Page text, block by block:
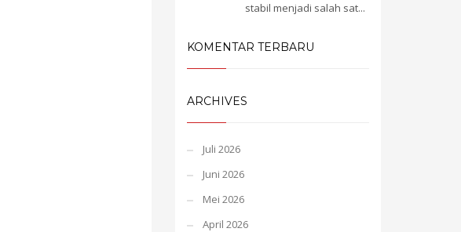
stabil menjadi salah sat...
KOMENTAR TERBARU
ARCHIVES
Juli 2026
Juni 2026
Mei 2026
April 2026